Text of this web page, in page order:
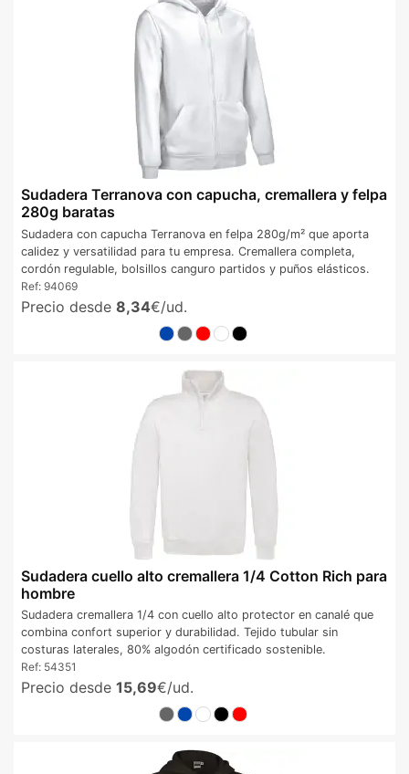
Sudadera Terranova con capucha, cremallera y felpa
280g baratas
Sudadera con capucha Terranova en felpa 280g/m² que aporta
calidez y versatilidad para tu empresa. Cremallera completa,
cordón regulable, bolsillos canguro partidos y puños elásticos.
Ref: 94069
Precio desde 8,34€/ud.
Sudadera cuello alto cremallera 1/4 Cotton Rich para
hombre
Sudadera cremallera 1/4 con cuello alto protector en canalé que
combina confort superior y durabilidad. Tejido tubular sin
costuras laterales, 80% algodón certificado sostenible.
Ref: 54351
Precio desde 15,69€/ud.